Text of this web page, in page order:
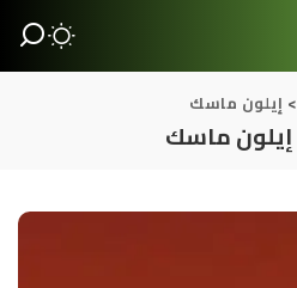
> إيلون ماسك
إيلون ماسك